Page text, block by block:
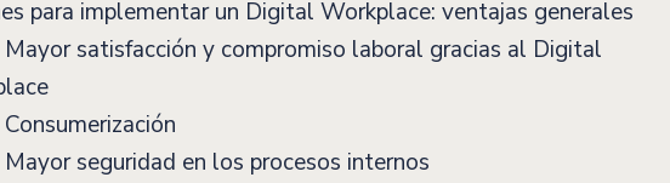
para implementar un Digital Workplace: ventajas generales
Mayor satisfacción y compromiso laboral gracias al Digital
Consumerización
Mayor seguridad en los procesos internos